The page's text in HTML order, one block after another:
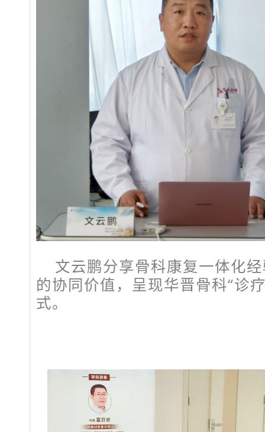
文云鹏分享骨科康复一体化
的协同价值，呈现华晋骨科“诊
式。